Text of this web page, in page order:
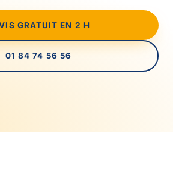
GRATUIT EN 2 H
01 84 74 56 56